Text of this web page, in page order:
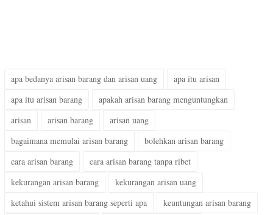
apa bedanya arisan barang dan arisan uang
apa itu arisan
apa itu arisan barang
apakah arisan barang menguntungkan
arisan
arisan barang
arisan uang
bagaimana memulai arisan barang
bolehkan arisan barang
cara arisan barang
cara arisan barang tanpa ribet
kekurangan arisan barang
kekurangan arisan uang
ketahui sistem arisan barang seperti apa
keuntungan arisan barang